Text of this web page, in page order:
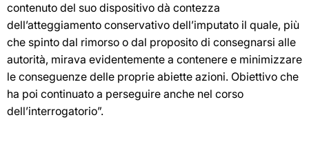
contenuto del suo dispositivo dà contezza
dell’atteggiamento conservativo dell’imputato il quale, più
che spinto dal rimorso o dal proposito di consegnarsi alle
autorità, mirava evidentemente a contenere e minimizzare
le conseguenze delle proprie abiette azioni. Obiettivo che
ha poi continuato a perseguire anche nel corso
dell’interrogatorio”.